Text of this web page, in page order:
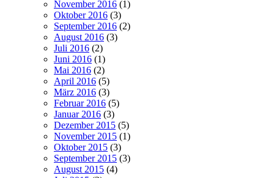
November 2016 (1)
Oktober 2016 (3)
September 2016 (2)
August 2016 (3)
Juli 2016 (2)
Juni 2016 (1)
Mai 2016 (2)
April 2016 (5)
März 2016 (3)
Februar 2016 (5)
Januar 2016 (3)
Dezember 2015 (5)
November 2015 (1)
Oktober 2015 (3)
September 2015 (3)
August 2015 (4)